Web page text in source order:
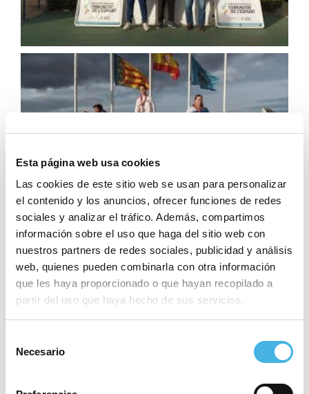
Esta página web usa cookies
Las cookies de este sitio web se usan para personalizar
el contenido y los anuncios, ofrecer funciones de redes
sociales y analizar el tráfico. Además, compartimos
información sobre el uso que haga del sitio web con
nuestros partners de redes sociales, publicidad y análisis
web, quienes pueden combinarla con otra información
que les haya proporcionado o que hayan recopilado a
partir del uso que haya hecho de sus servicios.
Necesario